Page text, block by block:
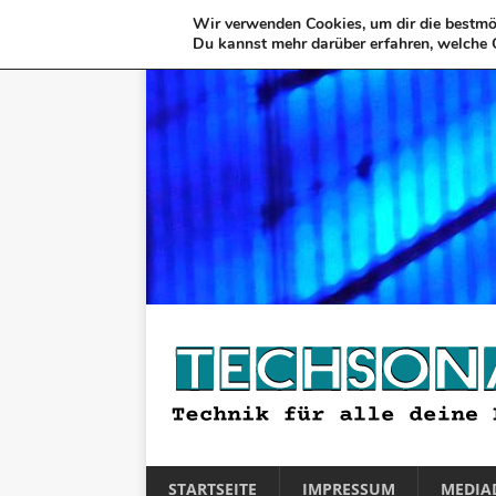
STARTSEITE IMPRESSUM
Wir verwenden Cookies, um dir die
Du kannst mehr darüber erfahren,